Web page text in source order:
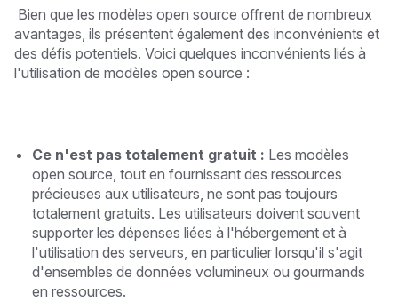
‍ Bien que les modèles open source offrent de nombreux
avantages, ils présentent également des inconvénients et
des défis potentiels. Voici quelques inconvénients liés à
l'utilisation de modèles open source :
Ce n'est pas totalement gratuit : Les modèles
open source, tout en fournissant des ressources
précieuses aux utilisateurs, ne sont pas toujours
totalement gratuits. Les utilisateurs doivent souvent
supporter les dépenses liées à l'hébergement et à
l'utilisation des serveurs, en particulier lorsqu'il s'agit
d'ensembles de données volumineux ou gourmands
en ressources.